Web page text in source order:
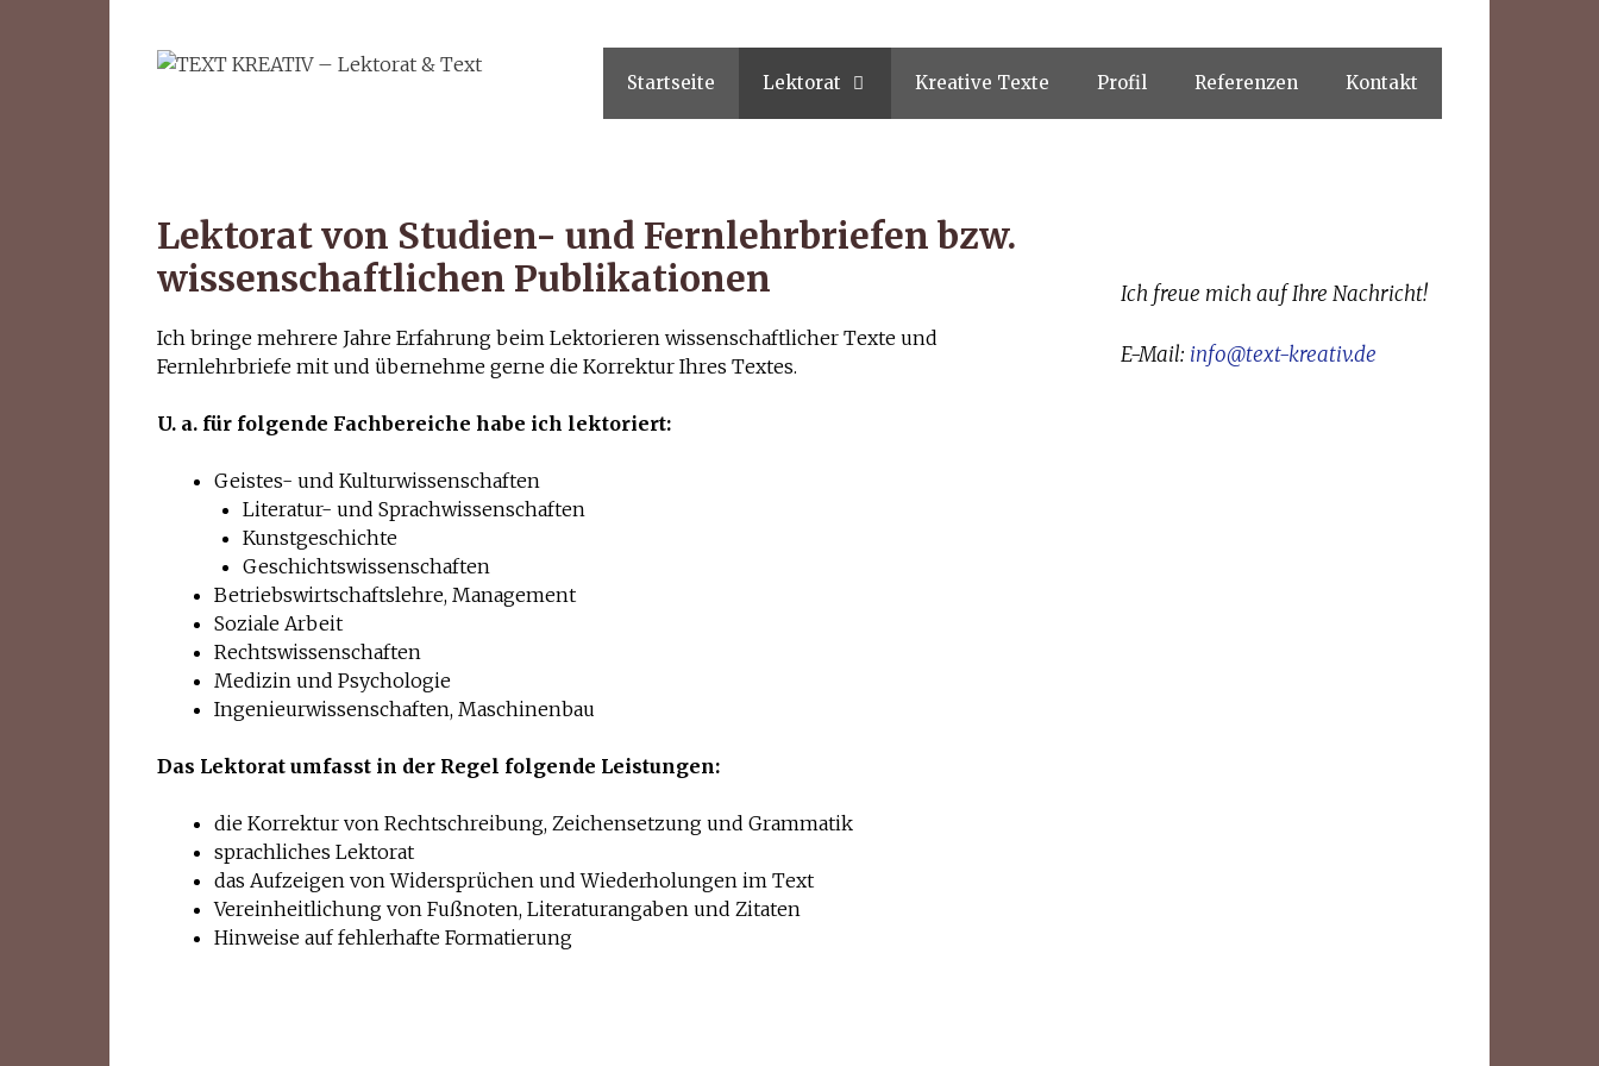
Startseite Lektorat Kreative Texte Profil Referenzen Kontakt
Lektorat von Studien- und Fernlehrbriefen bzw.
wissenschaftlichen Publikationen
Ich bringe mehrere Jahre Erfahrung beim Lektorieren wissenschaftlicher Texte und
Fernlehrbriefe mit und übernehme gerne die Korrektur Ihres Textes.
U. a. für folgende Fachbereiche habe ich lektoriert:
Geistes- und Kulturwissenschaften
Literatur- und Sprachwissenschaften
Kunstgeschichte
Geschichtswissenschaften
Betriebswirtschaftslehre, Management
Soziale Arbeit
Rechtswissenschaften
Medizin und Psychologie
Ingenieurwissenschaften, Maschinenbau
Das Lektorat umfasst in der Regel folgende Leistungen:
die Korrektur von Rechtschreibung, Zeichensetzung und Grammatik
sprachliches Lektorat
das Aufzeigen von Widersprüchen und Wiederholungen im Text
Vereinheitlichung von Fußnoten, Literaturangaben und Zitaten
Hinweise auf fehlerhafte Formatierung
Ich freue mich auf Ihre Nachricht!
E-Mail: info@text-kreativ.de